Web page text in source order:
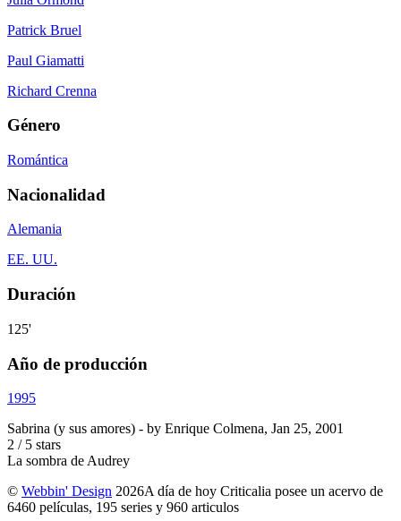
Patrick Bruel
Paul Giamatti
Richard Crenna
Género
Romántica
Nacionalidad
Alemania
EE. UU.
Duración
125'
Año de producción
1995
Sabrina (y sus amores) - by Enrique Colmena, Jan 25, 2001
2 / 5 stars
La sombra de Audrey
© Webbin' Design 2026A día de hoy Criticalia posee un acervo de
6460 películas, 195 series y 960 articulos